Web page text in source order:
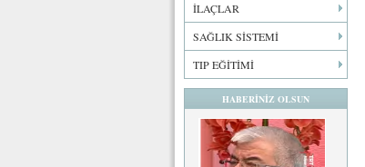
İLAÇLAR
SAĞLIK SİSTEMİ
TIP EĞİTİMİ
HABERİNİZ OLSUN